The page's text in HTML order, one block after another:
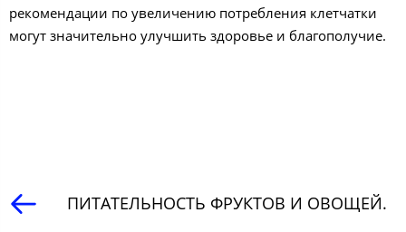
рекомендации по увеличению потребления клетчатки
могут значительно улучшить здоровье и благополучие.
ПИТАТЕЛЬНОСТЬ ФРУКТОВ И ОВОЩЕЙ.